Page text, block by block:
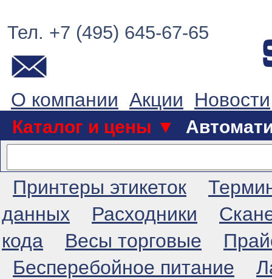
Тел. +7 (495) 645-67-65
О компании Акции Новости
Каталог и цены ▼
Принтеры этикеток
данных
Расходники
кода
Весы торговые
Бесперебойное питание